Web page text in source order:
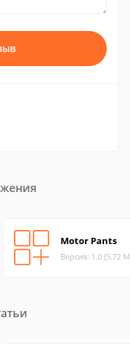
Motor Pants
Версия: 1.0 (5.72